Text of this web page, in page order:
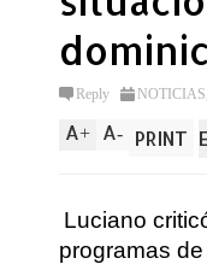
Reply NOTICIAS
A+ A- PRINT
Luciano
programas